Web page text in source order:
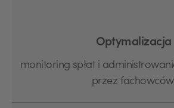
Optymalizacja
monitoring spłat i
przez